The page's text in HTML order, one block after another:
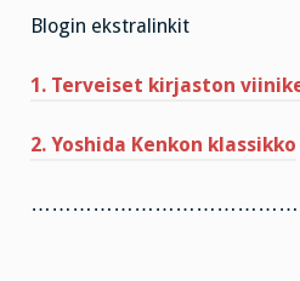
Blogin ekstralinkit
1. Terveiset kirjaston
2. Yoshida Kenkon klassikko